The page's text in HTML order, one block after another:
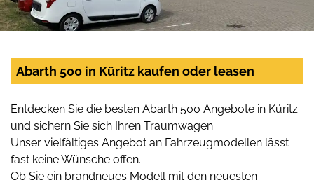
Abarth 500 in Küritz kaufen oder leasen
Entdecken Sie die besten Abarth 500 Angebote in Küritz
und sichern Sie sich Ihren Traumwagen.
Unser vielfältiges Angebot an Fahrzeugmodellen lässt
fast keine Wünsche offen.
Ob Sie ein brandneues Modell mit den neuesten